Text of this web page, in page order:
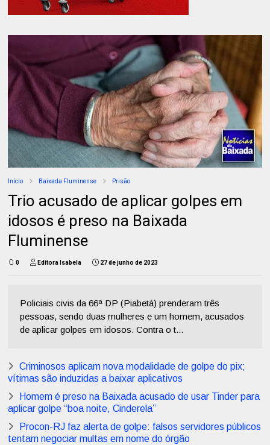
Início Baixada Fluminense Prisão
Trio acusado de aplicar golpes em
idosos é preso na Baixada
Fluminense
0 Editora Isabela 27 de junho de 2023
Policiais civis da 66ª DP (Piabetá) prenderam três
pessoas, sendo duas mulheres e um homem, acusados
de aplicar golpes em idosos. Contra o t...
Criminosos aplicam nova modalidade de golpe do pix;
vítimas são induzidas a baixar aplicativos
Homem é preso na Baixada acusado de usar Tinder para
aplicar golpe “boa noite, Cinderela”
Procon-RJ faz alerta de golpe: falsos servidores públicos
tentam negociar multas em nome do órgão